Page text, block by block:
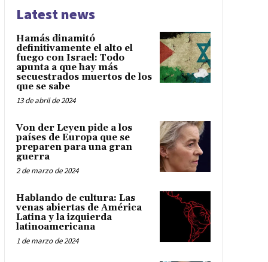
Latest news
Hamás dinamitó
definitivamente el alto el
fuego con Israel: Todo
apunta a que hay más
secuestrados muertos de los
que se sabe
13 de abril de 2024
Von der Leyen pide a los
países de Europa que se
preparen para una gran
guerra
2 de marzo de 2024
Hablando de cultura: Las
venas abiertas de América
Latina y la izquierda
latinoamericana
1 de marzo de 2024